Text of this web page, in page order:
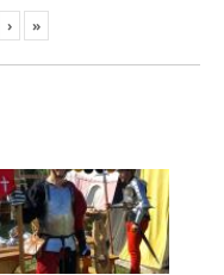
› »